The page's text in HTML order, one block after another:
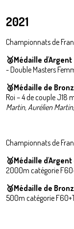
2021
Championnats de
🥈Médaille
- Double Masters
🥉Médaille de
Roi – 4 de couple J18
Martin, Aurélien
Championnats de
🥈Médaille d'Argent
2000m catégorie
🥉Médaille de
500m catégorie